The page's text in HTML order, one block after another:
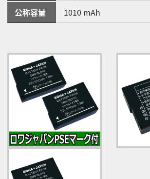
公称容量
1010 mAh